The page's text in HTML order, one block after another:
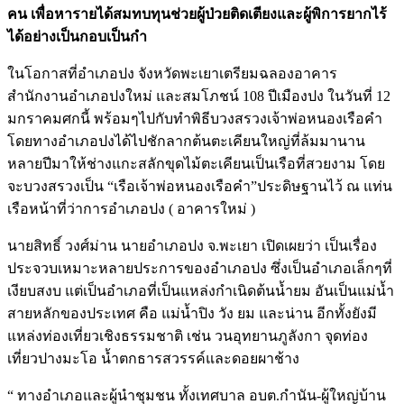
คน เพื่อหารายได้สมทบทุนช่วยผู้ป่วยติดเตียงและผู้พิการยากไร้
ได้อย่างเป็นกอบเป็นกำ
ในโอกาสที่อำเภอปง จังหวัดพะเยาเตรียมฉลองอาคาร
สำนักงานอำเภอปงใหม่ และสมโภชน์ 108 ปีเมืองปง ในวันที่ 12
มกราคมศกนี้ พร้อมๆไปกับทำพิธีบวงสรวงเจ้าพ่อหนองเรือคำ
โดยทางอำเภอปงได้ไปชักลากต้นตะเคียนใหญ่ที่ล้มมานาน
หลายปีมาให้ช่างแกะสลักขุดไม้ตะเคียนเป็นเรือที่สวยงาม โดย
จะบวงสรวงเป็น “เรือเจ้าพ่อหนองเรือคำ”ประดิษฐานไว้ ณ แท่น
เรือหน้าที่ว่าการอำเภอปง ( อาคารใหม่ )
นายสิทธิ์ วงศ์ม่าน นายอำเภอปง จ.พะเยา เปิดเผยว่า เป็นเรื่อง
ประจวบเหมาะหลายประการของอำเภอปง ซึ่งเป็นอำเภอเล็กๆที่
เงียบสงบ แต่เป็นอำเภอที่เป็นแหล่งกำเนิดต้นน้ำยม อันเป็นแม่น้ำ
สายหลักของประเทศ คือ แม่น้ำปิง วัง ยม และน่าน อีกทั้งยังมี
แหล่งท่องเที่ยวเชิงธรรมชาติ เช่น วนอุทยานภูลังกา จุดท่อง
เที่ยวปางมะโอ น้ำตกธารสวรรค์และดอยผาช้าง
“ ทางอำเภอและผู้นำชุมชน ทั้งเทศบาล อบต.กำนัน-ผู้ใหญ่บ้าน